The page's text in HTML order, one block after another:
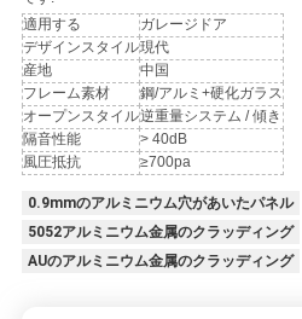
ス
場
合
引
適用する
ガレージドア
デザインスタイル現代
産地
中国
フレーム素材
鋼/アルミ+硬化ガラス
オープンスタイル逆重量システム / 傾き
隔音性能
> 40dB
風圧抵抗
≥700pa
0.9mmのアルミニウム穴があいたパネル
5052アルミニウム金属のクラッディング
AUのアルミニウム金属のクラッディング